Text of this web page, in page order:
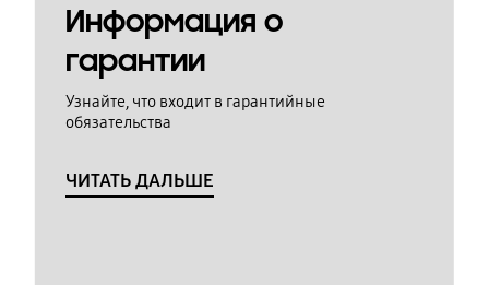
Информация о
гарантии
Узнайте, что входит в гарантийные
обязательства
ЧИТАТЬ ДАЛЬШЕ